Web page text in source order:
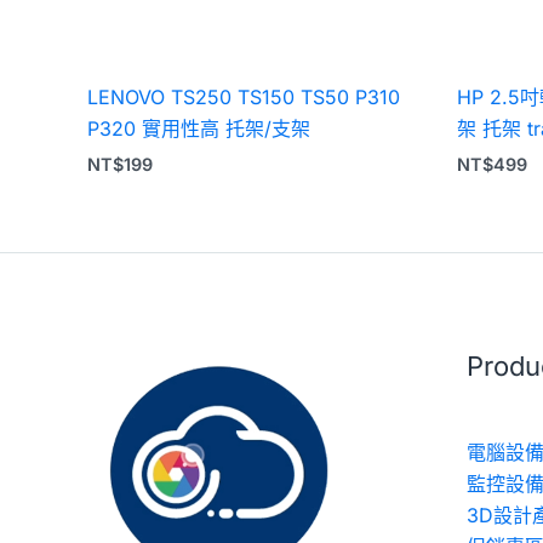
LENOVO TS250 TS150 TS50 P310
P320 實用性高 托架/支架
NT$199
HP 2.5
架 托架
NT$499
電腦設
監控設
3D設計